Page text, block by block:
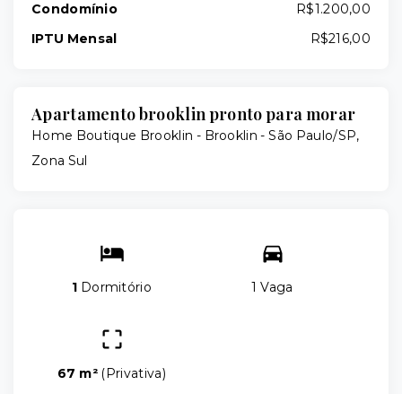
Condomínio
R$1.200,00
IPTU Mensal
R$216,00
Apartamento brooklin pronto para morar
Home Boutique Brooklin - Brooklin - São Paulo/SP,
Zona Sul
1 Dormitório 1 Vaga
67 m² (Privativa)